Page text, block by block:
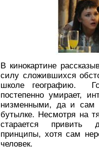
В кинокартине
силу сложившихся
школе географию.
постепенно умирает,
низменными, да и сам
бутылке. Несмотря на
старается привить
принципы, хотя сам
человек.